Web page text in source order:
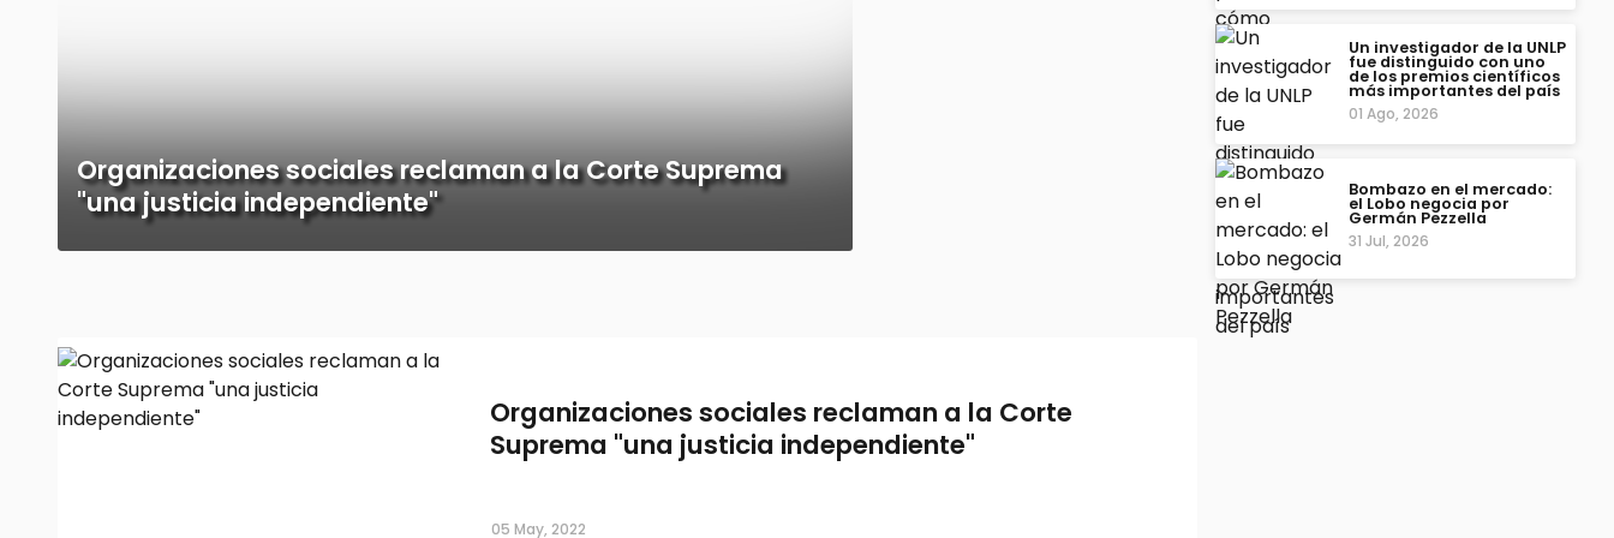
Un investigador de la UNLP
fue distinguido con uno
de los premios científicos
más importantes del país
01 Ago, 2026
Bombazo en el mercado:
el Lobo negocia por
Germán Pezzella
31 Jul, 2026
Organizaciones sociales reclaman a la Corte Suprema
"una justicia independiente"
Organizaciones sociales reclaman a la Corte
Suprema "una justicia independiente"
05 May, 2022